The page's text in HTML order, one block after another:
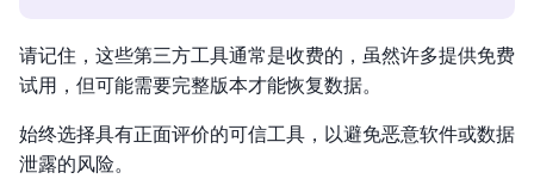
请记住，这些第三方工具通常是收费的，虽然许多提供免费
试用，但可能需要完整版本才能恢复数据。
始终选择具有正面评价的可信工具，以避免恶意软件或数据
泄露的风险。